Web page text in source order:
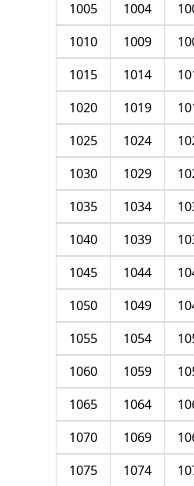
1004
1005
1009
1010
1014
1015
1019
1020
1024
1025
1029
1030
1034
1035
1039
1040
1044
1045
1049
1050
1054
1055
1059
1060
1064
1065
1069
1070
1074
1075